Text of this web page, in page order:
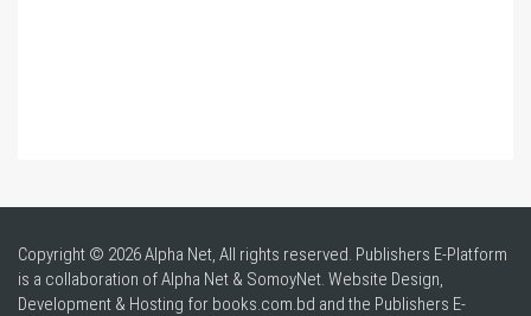
Copyright © 2026 Alpha Net, All rights reserved. Publishers E-Platform
is a collaboration of Alpha Net & SomoyNet. Website Design,
Development & Hosting for books.com.bd and the Publishers E-